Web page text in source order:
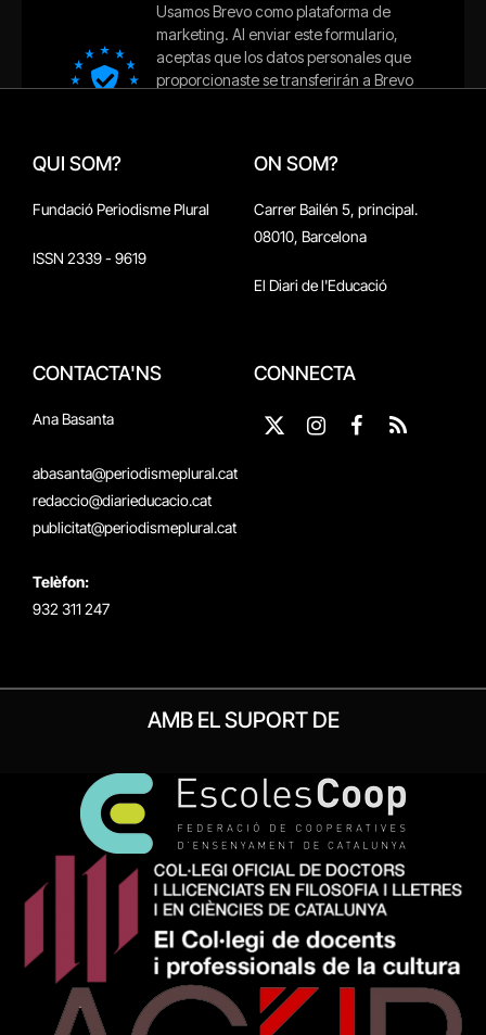
QUI SOM?
Fundació Periodisme Plural
ISSN 2339 - 9619
ON SOM?
Carrer Bailén 5, principal.
08010, Barcelona
El Diari de l'Educació
CONTACTA'NS
Ana Basanta
abasanta@periodismeplural.cat
redaccio@diarieducacio.cat
publicitat@periodismeplural.cat
Telèfon:
932 311 247
CONNECTA
X
Instagram
Facebook
RSS
AMB EL SUPORT DE